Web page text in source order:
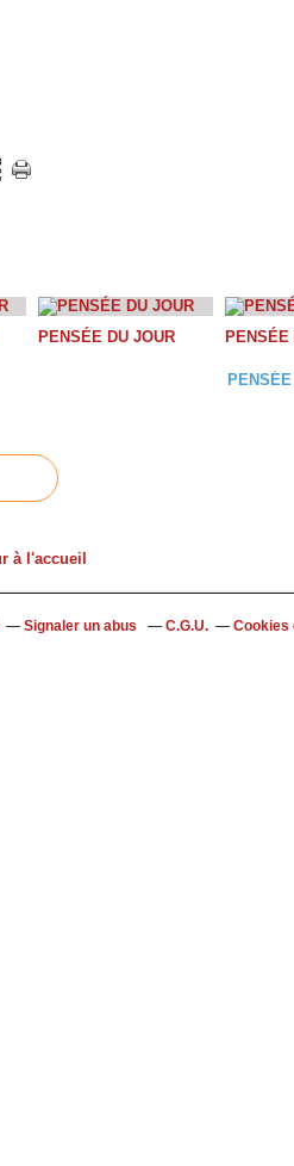
PENSÉE DU JOUR PENSÉE
à l'accueil
Signaler un abus C.G.U. Cookies